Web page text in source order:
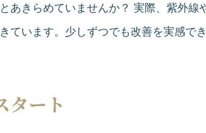
きらめていませんか？ 実際、紫外線
います。少しずつでも改善を実感で
タート